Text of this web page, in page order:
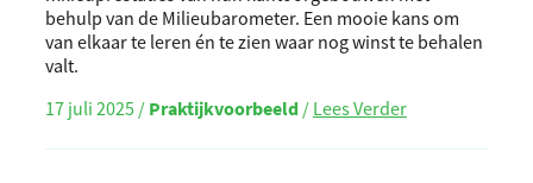
behulp van de Milieubarometer. Een mooie kans om
van elkaar te leren én te zien waar nog winst te behalen
valt.
17 juli 2025 / Praktijkvoorbeeld/ Lees Verder